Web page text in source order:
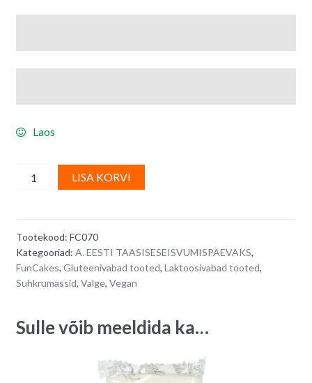
Laos
Suhkrumass,
MARSHMALLOW
-
1
LISA KORVI
:
Tootekood: FC070
Kategooriad: A. EESTI TAASISESEISVUMISPÄEVAKS,
FunCakes, Gluteenivabad tooted, Laktoosivabad tooted,
Suhkrumassid, Valge, Vegan
Sulle võib meeldida ka…